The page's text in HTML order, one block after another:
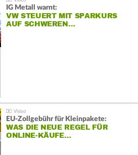
IG Metall warnt:
VW STEUERT MIT SPARKURS
AUF SCHWEREN…
EU-Zollgebühr für Kleinpakete:
WAS DIE NEUE REGEL FÜR
ONLINE-KÄUFE…